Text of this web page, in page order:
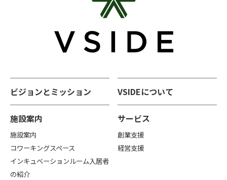
ビジョンとミッション VSIDEについて
施設案内
施設案内
コワーキングスペース
インキュベーションルーム入居者
の紹介
サービス
創業支援
経営支援